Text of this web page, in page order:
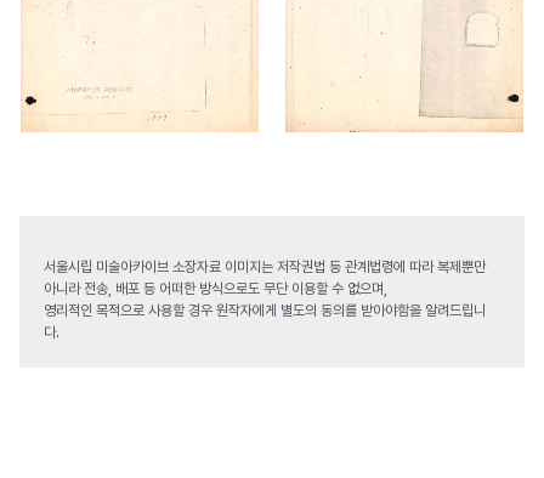
서울시립 미술아카이브 소장자료 이미지는 저작권법 등 관계법령에 따라 복제뿐만
아니라 전송, 배포 등 어떠한 방식으로도 무단 이용할 수 없으며,
영리적인 목적으로 사용할 경우 원작자에게 별도의 동의를 받아야함을 알려드립니
다.